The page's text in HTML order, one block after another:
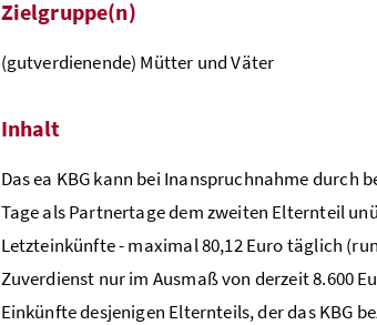
Zielgruppe(n)
(gutverdienende) Mütter und Väter
Inhalt
Das ea KBG kann bei Inanspruchnahme durch
Tage als Partnertage dem zweiten Elternteil
Letzteinkünfte - maximal 80,12 Euro täglich
Zuverdienst nur im Ausmaß von derzeit 8.600
Einkünfte desjenigen Elternteils, der das KBG